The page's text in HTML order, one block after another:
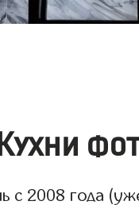
2008 года